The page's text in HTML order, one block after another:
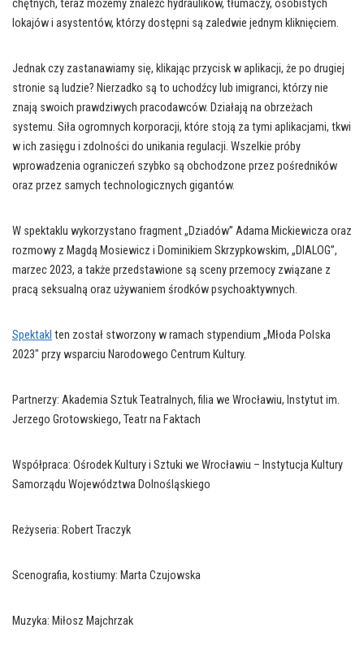
chętnych, teraz możemy znaleźć hydraulików, tłumaczy, osobistych
lokajów i asystentów, którzy dostępni są zaledwie jednym kliknięciem.
Jednak czy zastanawiamy się, klikając przycisk w aplikacji, że po drugiej
stronie są ludzie? Nierzadko są to uchodźcy lub imigranci, którzy nie
znają swoich prawdziwych pracodawców. Działają na obrzeżach
systemu. Siła ogromnych korporacji, które stoją za tymi aplikacjami, tkwi
w ich zasięgu i zdolności do unikania regulacji. Wszelkie próby
wprowadzenia ograniczeń szybko są obchodzone przez pośredników
oraz przez samych technologicznych gigantów.
W spektaklu wykorzystano fragment „Dziadów” Adama Mickiewicza oraz
rozmowy z Magdą Mosiewicz i Dominikiem Skrzypkowskim, „DIALOG”,
marzec 2023, a także przedstawione są sceny przemocy związane z
pracą seksualną oraz używaniem środków psychoaktywnych.
Spektakl ten został stworzony w ramach stypendium „Młoda Polska
2023″ przy wsparciu Narodowego Centrum Kultury.
Partnerzy: Akademia Sztuk Teatralnych, filia we Wrocławiu, Instytut im.
Jerzego Grotowskiego, Teatr na Faktach
Współpraca: Ośrodek Kultury i Sztuki we Wrocławiu – Instytucja Kultury
Samorządu Województwa Dolnośląskiego
Reżyseria: Robert Traczyk
Scenografia, kostiumy: Marta Czujowska
Muzyka: Miłosz Majchrzak